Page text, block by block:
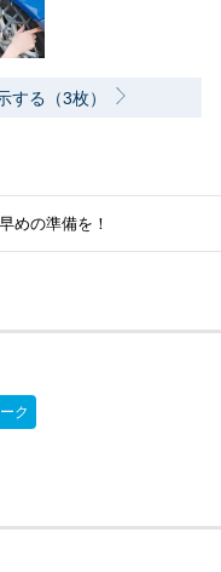
する（3枚）
めの準備を！
ク